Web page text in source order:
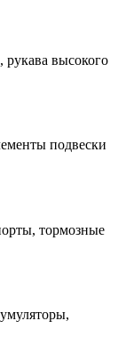
высокого
подвески
тормозные